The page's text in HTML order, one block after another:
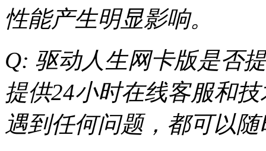
性能产生明显影响。
Q: 驱动人生网卡版是否
提供24小时在线客服和
遇到任何问题，都可以